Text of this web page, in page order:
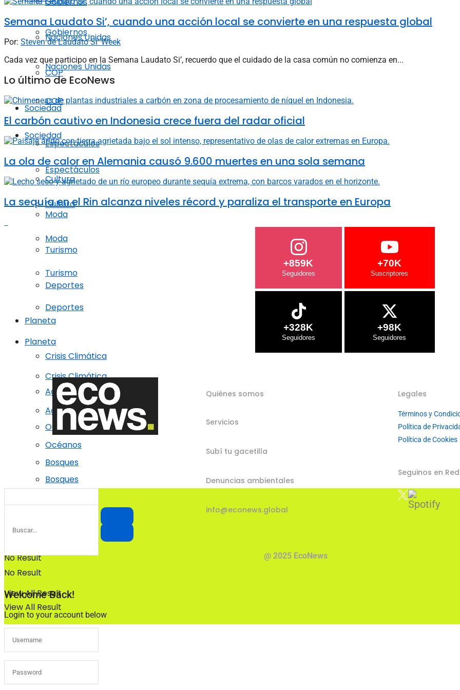
Naciones Unidas
COP
Sociedad
Espectáculos
Cultura
Moda
Turismo
Deportes
Planeta
Crisis Climática
Agricultura regenerativa
Océanos
Bosques
No Result
View All Result
Gobiernos
Naciones Unidas
COP
Sociedad
Espectáculos
Cultura
Moda
Turismo
Deportes
Planeta
Crisis Climática
Agricultura regenerativa
Océanos
Bosques
No Result
View All Result
Semana Laudato Si’, cuando una acción local se convierte en una respuesta global
Por: Steven de Laudato Si' Week
Cada vez que participo en la Semana Laudato Si’, recuerdo que el cuidado de la casa común no comienza en...
Lo último de EcoNews
El carbón cautivo en Indonesia crece fuera del radar oficial
La ola de calor en Alemania causó 9.600 muertes en una sola semana
La sequía en el Rin alcanza niveles récord y paraliza el transporte en Europa
+859K +70K
+328K +98K
Quiénes somos
Servicios
Subí tu gacetilla
Denuncias ambientales
info@econews.global
Legales
Términos y
Política de
Política de Cookies
Seguinos en
@ 2025 EcoNews
Welcome Back!
Login to your account below